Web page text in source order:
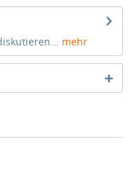
mehr